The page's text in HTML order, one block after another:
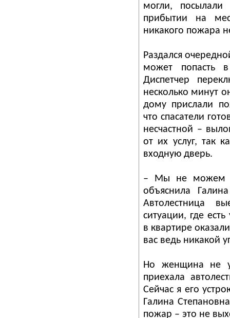
могли,
прибытии на
никакого пожара
Раздался
может попасть
Диспетчер
несколько минут
дому прислали
что спасатели
несчастной –
от их услуг, так
входную дверь.
– Мы не можем
объяснила
Автолестница
ситуации, где
в квартире
вас ведь никакой
Но женщина не
приехала
Сейчас я его
Галина
пожар – это не